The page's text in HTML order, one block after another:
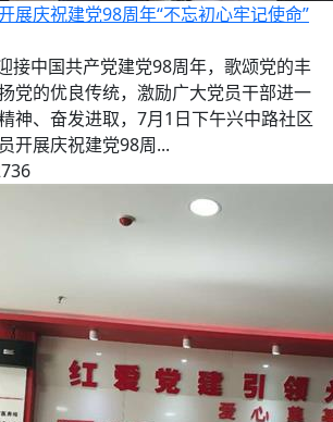
展庆祝建党98周年“不忘初心牢记使命”
接中国共产党建党98周年，歌颂党的丰
党的优良传统，激励广大党员干部进一
神、奋发进取，7月1日下午兴中路社区
开展庆祝建党98周...